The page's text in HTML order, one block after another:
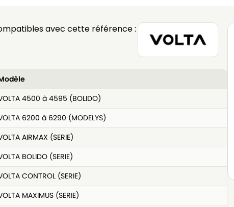
avec cette référence :
4500 à 4595 (BOLIDO)
6200 à 6290 (MODELYS)
AIRMAX (SERIE)
BOLIDO (SERIE)
CONTROL (SERIE)
MAXIMUS (SERIE)